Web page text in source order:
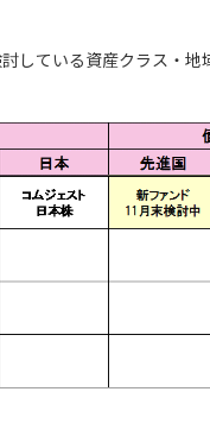
ている資産クラス・地